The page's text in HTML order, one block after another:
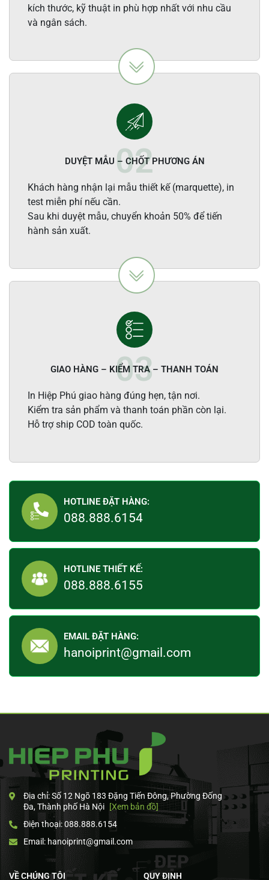
kích thước, kỹ thuật in phù hợp nhất với nhu cầu
và ngân sách.
DUYỆT MẪU – CHỐT PHƯƠNG ÁN
Khách hàng nhận lại mẫu thiết kế (marquette), in
test miễn phí nếu cần.
Sau khi duyệt mẫu, chuyển khoản 50% để tiến
hành sản xuất.
GIAO HÀNG – KIỂM TRA – THANH TOÁN
In Hiệp Phú giao hàng đúng hẹn, tận nơi.
Kiểm tra sản phẩm và thanh toán phần còn lại.
Hỗ trợ ship COD toàn quốc.
HOTLINE ĐẶT HÀNG:
088.888.6154
HOTLINE THIẾT KẾ:
088.888.6155
EMAIL ĐẶT HÀNG:
hanoiprint@gmail.com
Địa chỉ: Số 12 Ngõ 183 Đặng Tiến Đông, Phường Đống
Đa, Thành phố Hà Nội
[Xem bản đồ]
Điện thoại: 088.888.6154
Email: hanoiprint@gmail.com
VỀ CHÚNG TÔI QUY ĐỊNH